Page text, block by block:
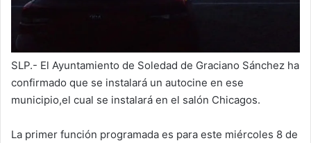
SLP.- El Ayuntamiento de Soledad de Graciano Sánchez ha
confirmado que se instalará un autocine en ese
municipio,el cual se instalará en el salón Chicagos.
La primer función programada es para este miércoles 8 de